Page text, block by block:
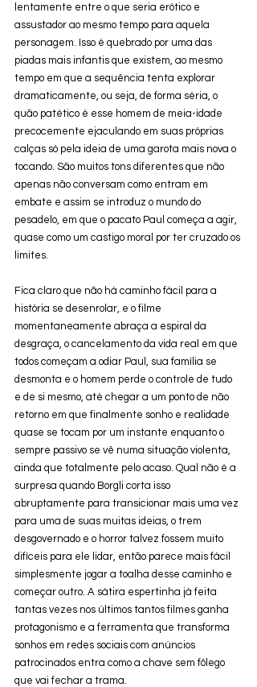
lentamente entre o que seria erótico e
assustador ao mesmo tempo para aquela
personagem. Isso é quebrado por uma das
piadas mais infantis que existem, ao mesmo
tempo em que a sequência tenta explorar
dramaticamente, ou seja, de forma séria, o
quão patético é esse homem de meia-idade
precocemente ejaculando em suas próprias
calças só pela ideia de uma garota mais nova o
tocando. São muitos tons diferentes que não
apenas não conversam como entram em
embate e assim se introduz o mundo do
pesadelo, em que o pacato Paul começa a agir,
quase como um castigo moral por ter cruzado os
limites.
Fica claro que não há caminho fácil para a
história se desenrolar, e o filme
momentaneamente abraça a espiral da
desgraça, o cancelamento da vida real em que
todos começam a odiar Paul, sua família se
desmonta e o homem perde o controle de tudo
e de si mesmo, até chegar a um ponto de não
retorno em que finalmente sonho e realidade
quase se tocam por um instante enquanto o
sempre passivo se vê numa situação violenta,
ainda que totalmente pelo acaso. Qual não é a
surpresa quando Borgli corta isso
abruptamente para transicionar mais uma vez
para uma de suas muitas ideias, o trem
desgovernado e o horror talvez fossem muito
difíceis para ele lidar, então parece mais fácil
simplesmente jogar a toalha desse caminho e
começar outro. A sátira espertinha já feita
tantas vezes nos últimos tantos filmes ganha
protagonismo e a ferramenta que transforma
sonhos em redes sociais com anúncios
patrocinados entra como a chave sem fôlego
que vai fechar a trama.